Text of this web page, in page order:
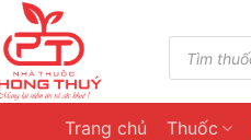
Tìm
kiếm
sản
Trang chủ Thuốc